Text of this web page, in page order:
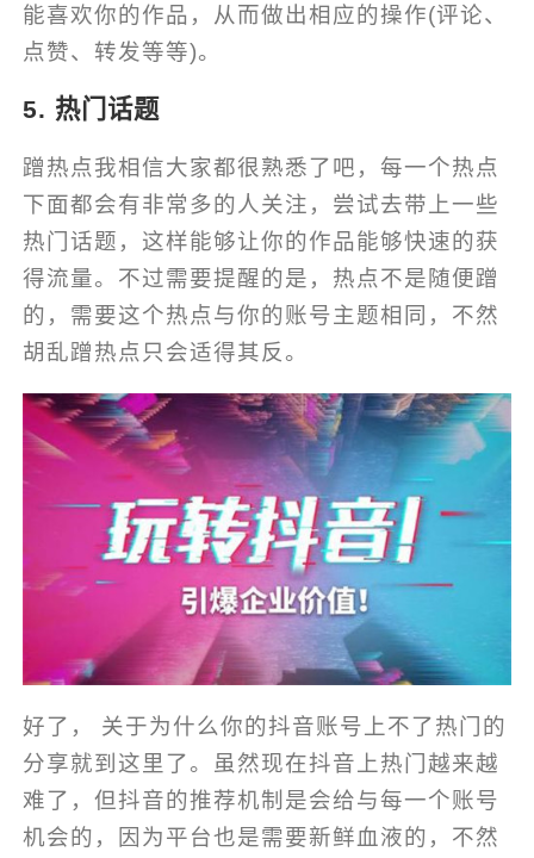
能喜欢你的作品，从而做出相应的操作(评论、
点赞、转发等等)。
5. 热门话题
蹭热点我相信大家都很熟悉了吧，每一个热点
下面都会有非常多的人关注，尝试去带上一些
热门话题，这样能够让你的作品能够快速的获
得流量。不过需要提醒的是，热点不是随便蹭
的，需要这个热点与你的账号主题相同，不然
胡乱蹭热点只会适得其反。
好了， 关于为什么你的抖音账号上不了热门的
分享就到这里了。虽然现在抖音上热门越来越
难了，但抖音的推荐机制是会给与每一个账号
机会的，因为平台也是需要新鲜血液的，不然